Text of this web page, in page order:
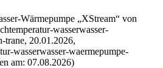
Wärmepumpe „XStream“ von
wasserwasser-
trane, 20.01.2026,
wasserwasser-waermepumpe-
am: 07.08.2026)